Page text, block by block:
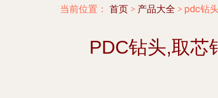
当前位置： 首页 > 产品大全 > pdc钻
PDC钻头,取芯